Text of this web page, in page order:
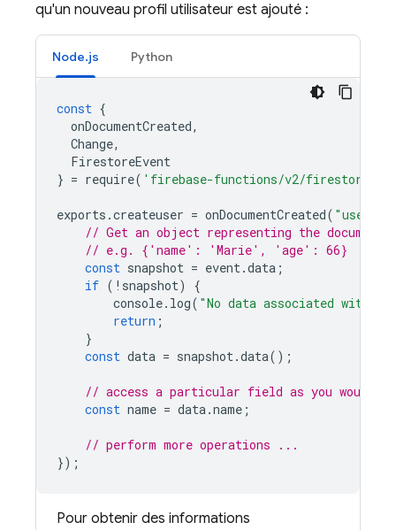
qu'un nouveau profil utilisateur est ajouté :
Node.js Python
const {
onDocumentCreated,
Change,
FirestoreEvent
} = require( 'firebase-functions/v2/firestore'
exports .createuser = onDocumentCreated( "users/
// Get an object representing the document
// e.g. {'name': 'Marie', 'age': 66}
const snapshot = event.data ;
if ( ! snapshot)
{
console. log( "No data associated with
return ;
}
const data = snapshot.data();
// access a particular field as you would
const name = data.name ;
// perform more operations ...
});
Pour obtenir des informations